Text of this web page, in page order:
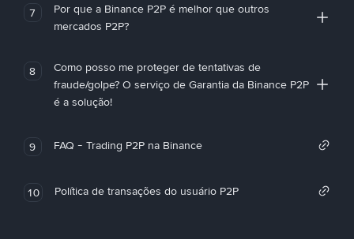
7
Por que a Binance P2P é melhor que outros
mercados P2P?
8
Como posso me proteger de tentativas de
fraude/golpe? O serviço de Garantia da Binance P2P
é a solução!
9 FAQ - Trading P2P na Binance
10 Política de transações do usuário P2P